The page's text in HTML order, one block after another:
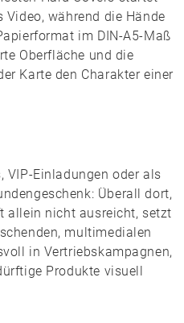
während die Hände
im DIN-A5-Maß
Oberfläche und die
Karte den Charakter einer
VIP-Einladungen oder als
Überall dort,
allein nicht ausreicht, setzt
multimedialen
in Vertriebskampagnen,
Produkte visuell